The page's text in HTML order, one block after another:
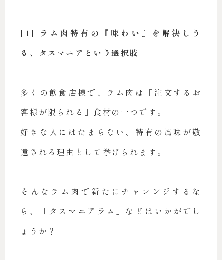
[1] ラム肉特有の『味わい』を解決しう
る、タスマニアという選択肢
多くの飲食店様で、ラム肉は「注文するお
客様が限られる」食材の一つです。
好きな人にはたまらない、特有の風味が敬
遠される理由として挙げられます。
そんなラム肉で新たにチャレンジするな
ら、「タスマニアラム」などはいかがでし
ょうか？